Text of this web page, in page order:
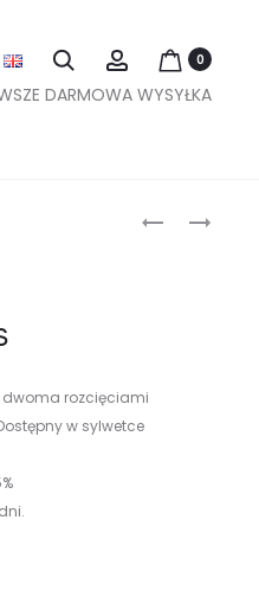
Szukaj Account0
DARMOWA WYSYŁKA
i
GARNITUR
GARNITUR
dwoma rozcięciami
w sylwetce